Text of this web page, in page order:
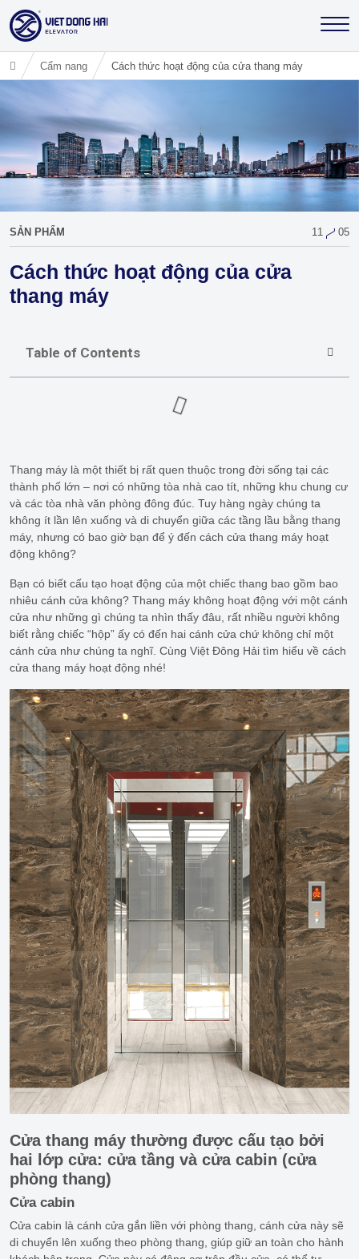
Cẩm nang Cách thức hoạt động của cửa thang máy
SẢN PHẨM 11 05
Cách thức hoạt động của cửa
thang máy
Table of Contents
Thang máy là một thiết bị rất quen thuộc trong đời sống tại các
thành phố lớn – nơi có những tòa nhà cao tít, những khu chung cư
và các tòa nhà văn phòng đông đúc. Tuy hàng ngày chúng ta
không ít lần lên xuống và di chuyển giữa các tầng lầu bằng thang
máy, nhưng có bao giờ bạn để ý đến cách cửa thang máy hoạt
động không?
Bạn có biết cấu tạo hoạt động của một chiếc thang bao gồm bao
nhiêu cánh cửa không? Thang máy không hoạt động với một cánh
cửa như những gì chúng ta nhìn thấy đâu, rất nhiều người không
biết rằng chiếc “hộp” ấy có đến hai cánh cửa chứ không chỉ một
cánh cửa như chúng ta nghĩ. Cùng Việt Đông Hải tìm hiểu về cách
cửa thang máy hoạt động nhé!
Cửa thang máy thường được cấu tạo bởi
hai lớp cửa: cửa tầng và cửa cabin (cửa
phòng thang)
Cửa cabin
Cửa cabin là cánh cửa gắn liền với phòng thang, cánh cửa này sẽ
di chuyển lên xuống theo phòng thang, giúp giữ an toàn cho hành